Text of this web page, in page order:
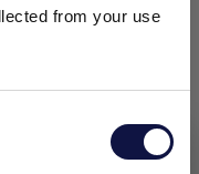
from your use